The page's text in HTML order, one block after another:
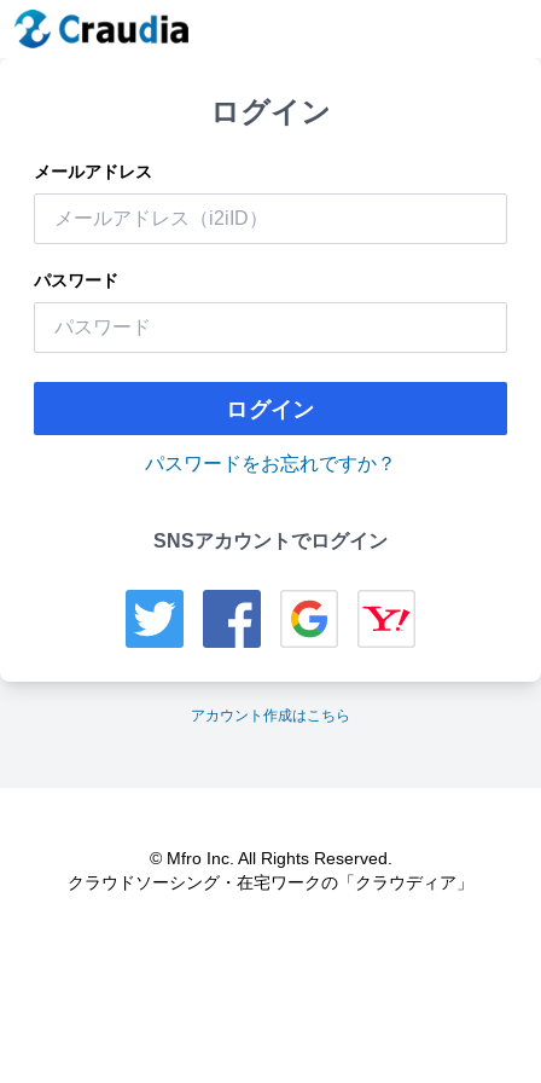
ログイン
メールアドレス
パスワード
ログイン
パスワードをお忘れですか？
SNSアカウントでログイン
アカウント作成はこちら
© Mfro Inc. All Rights Reserved.
クラウドソーシング・在宅ワークの「クラウディア」